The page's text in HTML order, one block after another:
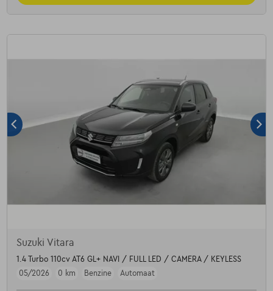
Suzuki Vitara
1.4 Turbo 110cv AT6 GL+ NAVI / FULL LED / CAMERA / KEYLESS
05/2026
0 km Benzine Automaat